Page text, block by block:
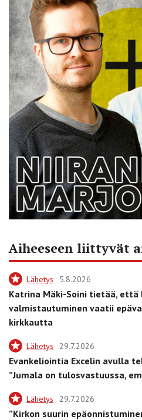
Aiheeseen liittyvät
Lähetys 5.8.2026
Katrina Mäki-Soini tietää, että
valmistautuminen vaatii
kirkkautta
Lähetys 29.7.2026
Evankeliointia Excelin avulla
”Jumala on tulosvastuussa,
Lähetys 29.7.2026
”Kirkon suurin